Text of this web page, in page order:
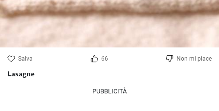
Salva 66 Non mi piace
Lasagne
PUBBLICITÀ